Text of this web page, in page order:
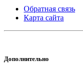
Обратная связь
Карта сайта
Дополнительно